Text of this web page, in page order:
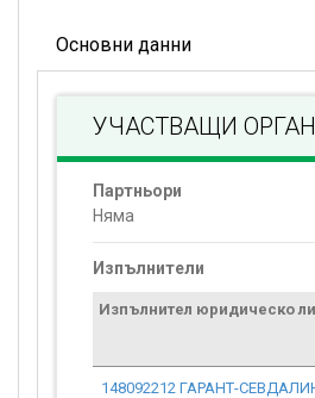
Основни данни
УЧАСТВАЩИ
Партньори
Няма
Изпълнители
Изпълнител юридическо
148092212 ГАРАНТ-